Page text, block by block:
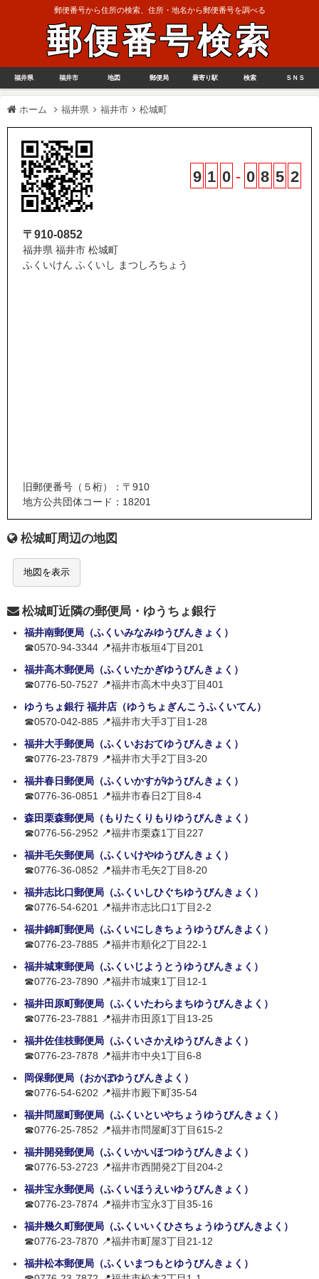
郵便番号から住所の検索、住所・地名から郵便番号を調べる
郵便番号検索
福井県 福井市 地図 郵便局 最寄り駅 検索 ＳＮＳ
ホーム 福井県 福井市 松城町
9 1 0 - 0 8 5 2
〒910-0852
福井県 福井市 松城町
ふくいけん ふくいし まつしろちょう
旧郵便番号（５桁）：〒910
地方公共団体コード：18201
松城町周辺の地図
地図を表示
松城町近隣の郵便局・ゆうちょ銀行
福井南郵便局（ふくいみなみゆうびんきょく）
☎0570-94-3344 📍福井市板垣4丁目201
福井高木郵便局（ふくいたかぎゆうびんきょく）
☎0776-50-7527 📍福井市高木中央3丁目401
ゆうちょ銀行 福井店（ゆうちょぎんこうふくいてん）
☎0570-042-885 📍福井市大手3丁目1-28
福井大手郵便局（ふくいおおてゆうびんきょく）
☎0776-23-7879 📍福井市大手2丁目3-20
福井春日郵便局（ふくいかすがゆうびんきょく）
☎0776-36-0851 📍福井市春日2丁目8-4
森田栗森郵便局（もりたくりもりゆうびんきょく）
☎0776-56-2952 📍福井市栗森1丁目227
福井毛矢郵便局（ふくいけやゆうびんきょく）
☎0776-36-0852 📍福井市毛矢2丁目8-20
福井志比口郵便局（ふくいしひぐちゆうびんきょく）
☎0776-54-6201 📍福井市志比口1丁目2-2
福井錦町郵便局（ふくいにしきちょうゆうびんきよく）
☎0776-23-7885 📍福井市順化2丁目22-1
福井城東郵便局（ふくいじようとうゆうびんきょく）
☎0776-23-7890 📍福井市城東1丁目12-1
福井田原町郵便局（ふくいたわらまちゆうびんきよく）
☎0776-23-7881 📍福井市田原1丁目13-25
福井佐佳枝郵便局（ふくいさかえゆうびんきよく）
☎0776-23-7878 📍福井市中央1丁目6-8
岡保郵便局（おかぼゆうびんきよく）
☎0776-54-6202 📍福井市殿下町35-54
福井問屋町郵便局（ふくいといやちょうゆうびんきょく）
☎0776-25-7852 📍福井市問屋町3丁目615-2
福井開発郵便局（ふくいかいほつゆうびんきよく）
☎0776-53-2723 📍福井市西開発2丁目204-2
福井宝永郵便局（ふくいほうえいゆうびんきょく）
☎0776-23-7874 📍福井市宝永3丁目35-16
福井幾久町郵便局（ふくいいくひさちょうゆうびんきよく）
☎0776-23-7870 📍福井市町屋3丁目21-12
福井松本郵便局（ふくいまつもとゆうびんきょく）